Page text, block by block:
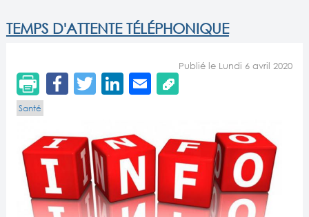
TEMPS D'ATTENTE TÉLÉPHONIQUE
Publié le Lundi 6 avril 2020
Santé